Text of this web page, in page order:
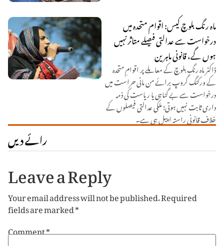
ماہ رنگ بلوچ کیس: اقوام متحدہ میں
درخواست سے عدالتی فیصلے متاثر نہیں
ہوں گے، قانونی ماہرین
ڈاکٹر ماہ رنگ بلوچ کے معاملے پر اقوامِ متحدہ
کے ورکنگ گروپ برائے من مانی حراست میں
درخواست سے بے گناہی یا ریاست کی ذمہ
داری ثابت نہیں ہوتی؛ ملکی عدالتی فیصلوں کے
خلاف قانونی راستہ اپیل ہی ہے۔
رائے دیں
Leave a Reply
Your email address will not be published.Required
fields are marked*
Comment*